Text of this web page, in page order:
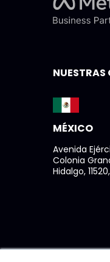
NUESTRAS
MÉXICO
Avenida
Colonia
Hidalgo,